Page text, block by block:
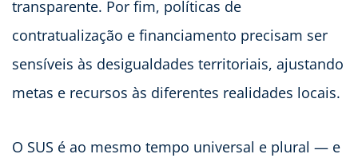
transparente. Por fim, políticas de
contratualização e financiamento precisam ser
sensíveis às desigualdades territoriais, ajustando
metas e recursos às diferentes realidades locais.
O SUS é ao mesmo tempo universal e plural — e